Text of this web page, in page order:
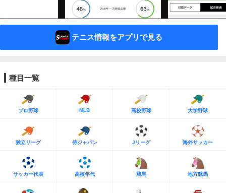
テニス情報をアプリで見る
種目一覧
プロ野球 MLB 高校野球 大学野球
独立リーグ 侍ジャパン Jリーグ 海外サッカー
サッカー代表 高校年代 競馬 地方競馬